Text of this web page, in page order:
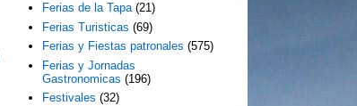
Ferias de la Tapa (21)
Ferias Turisticas (69)
Ferias y Fiestas patronales (575)
Ferias y Jornadas
Gastronomicas (196)
Festivales (32)